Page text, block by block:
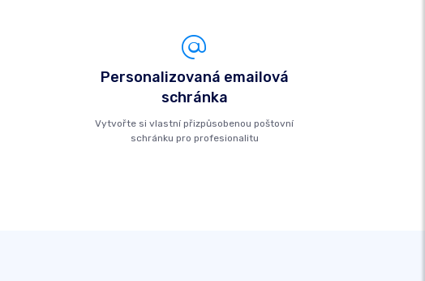
Personalizovaná emailová
schránka
Vytvořte si vlastní přizpůsobenou poštovní
schránku pro profesionalitu